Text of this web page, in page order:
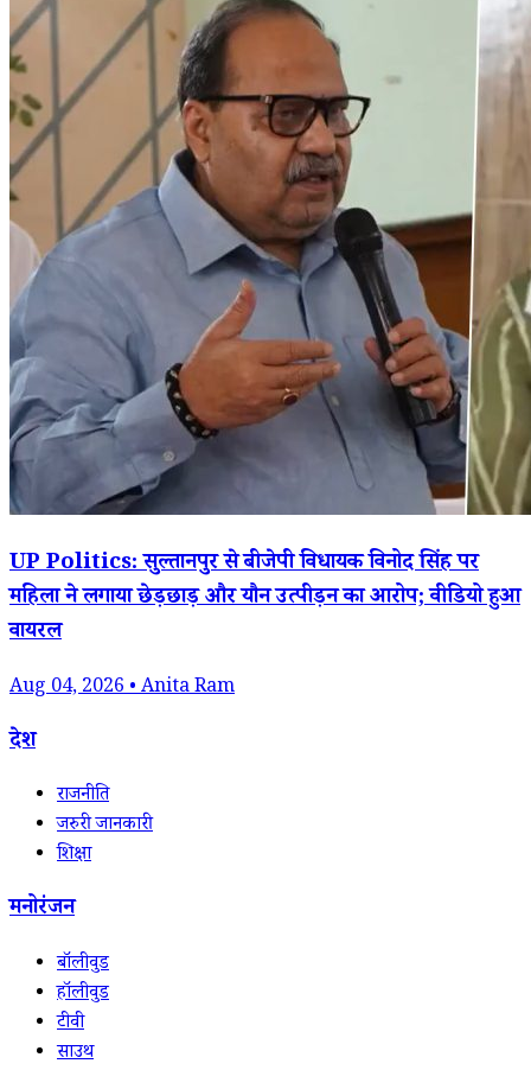
UP Politics: सुल्तानपुर से बीजेपी विधायक विनोद सिंह पर
महिला ने लगाया छेड़छाड़ और यौन उत्पीड़न का आरोप; वीडियो हुआ
वायरल
Aug 04, 2026 • Anita Ram
देश
राजनीति
जरुरी जानकारी
शिक्षा
मनोरंजन
बॉलीवुड
हॉलीवुड
टीवी
साउथ